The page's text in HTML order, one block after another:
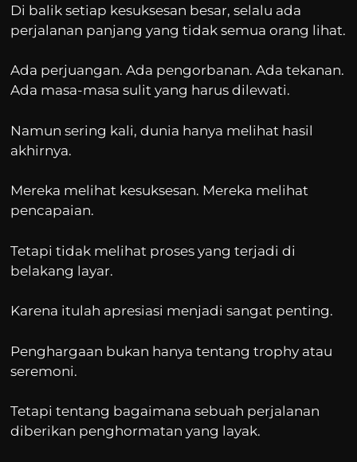
Di balik setiap kesuksesan besar, selalu ada
perjalanan panjang yang tidak semua orang lihat.
Ada perjuangan. Ada pengorbanan. Ada tekanan.
Ada masa-masa sulit yang harus dilewati.
Namun sering kali, dunia hanya melihat hasil
akhirnya.
Mereka melihat kesuksesan. Mereka melihat
pencapaian.
Tetapi tidak melihat proses yang terjadi di
belakang layar.
Karena itulah apresiasi menjadi sangat penting.
Penghargaan bukan hanya tentang trophy atau
seremoni.
Tetapi tentang bagaimana sebuah perjalanan
diberikan penghormatan yang layak.